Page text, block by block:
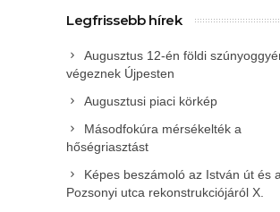
Legfrissebb hírek
Augusztus 12-én földi
végeznek Újpesten
Augusztusi piaci körkép
Másodfokúra mérsékelték a
hőségriasztást
Képes beszámoló az István út és
Pozsonyi utca rekonstrukciójáról X.